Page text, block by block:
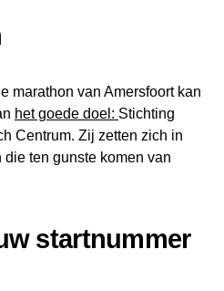
marathon van Amersfoort kan
het goede doel: Stichting
Centrum. Zij zetten zich in
ten gunste komen van
startnummer